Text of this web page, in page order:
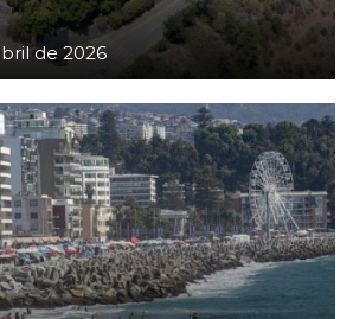
de 2026